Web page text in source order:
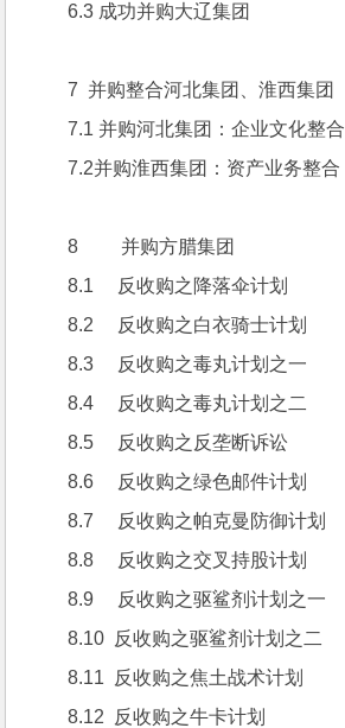
6.3 成功并购大辽集团
7  并购整合河北集团、淮西集团
7.1 并购河北集团：企业文化整合
7.2并购淮西集团：资产业务整合
8         并购方腊集团
8.1     反收购之降落伞计划
8.2     反收购之白衣骑士计划
8.3     反收购之毒丸计划之一
8.4     反收购之毒丸计划之二
8.5     反收购之反垄断诉讼
8.6     反收购之绿色邮件计划
8.7     反收购之帕克曼防御计划
8.8     反收购之交叉持股计划
8.9     反收购之驱鲨剂计划之一
8.10  反收购之驱鲨剂计划之二
8.11  反收购之焦土战术计划
8.12  反收购之牛卡计划